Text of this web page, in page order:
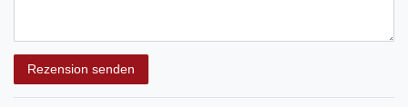
Rezension senden